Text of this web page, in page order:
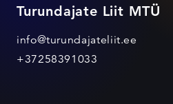
Turundajate Liit MTÜ
info@turundajateliit.ee
+37258391033